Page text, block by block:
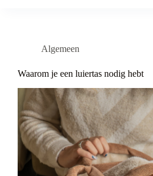
Algemeen
Waarom je een luiertas nodig hebt